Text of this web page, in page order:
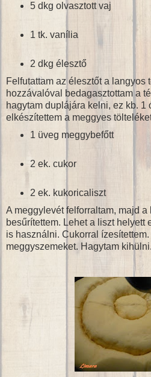
5 dkg olvasztott vaj
1 tk. vanília
2 dkg élesztő
Felfutattam az élesztőt a langyos
hozzávalóval bedagasztottam a
hagytam duplájára kelni, ez kb. 1
elkészítettem a meggyes
1 üveg meggybefőtt
2 ek. cukor
2 ek. kukoricaliszt
A meggylevét felforraltam, majd a
besűrítettem. Lehet a liszt helyett
is használni. Cukorral
meggyszemeket. Hagytam kihülni.